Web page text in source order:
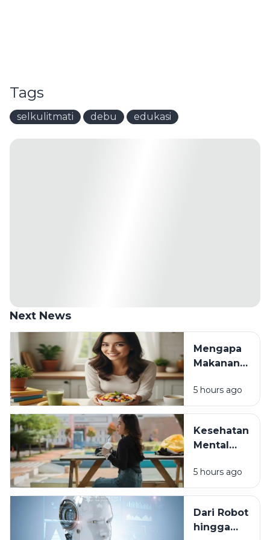
Tags
selkulitmati debu edukasi
Next News
Mengapa
Makanan
Membuat
Hati Lebih
Sains di
Balik
Rasa
5 hours ago
Kesehatan
Mental
Muda:
Masalah
Sering
Diabaikan
5 hours ago
Dari Robot
hingga